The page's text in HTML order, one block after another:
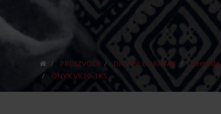
PROIZVODI DNEVNI BORAVAK
Komode
ONYX VK30-1KS